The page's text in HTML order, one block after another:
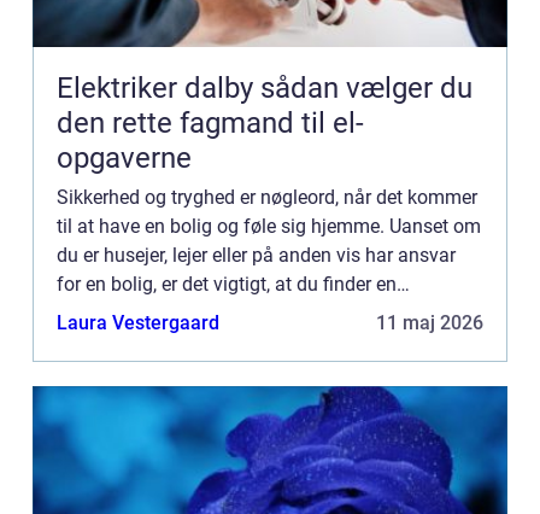
Elektriker dalby sådan vælger du
den rette fagmand til el-
opgaverne
Sikkerhed og tryghed er nøgleord, når det kommer
til at have en bolig og føle sig hjemme. Uanset om
du er husejer, lejer eller på anden vis har ansvar
for en bolig, er det vigtigt, at du finder en
kompetent og tillidsvækkende låsesmed, der kan
Laura Vestergaard 11 maj 2026